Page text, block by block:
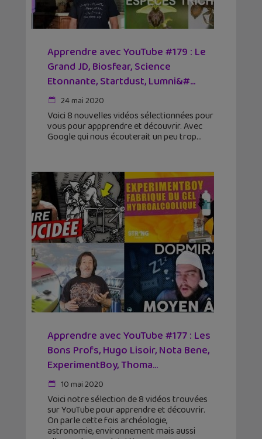
Apprendre avec YouTube #179 : Le
Grand JD, Biosfear, Science
Etonnante, Startdust, Lumni&#...
24 mai 2020
Voici 8 nouvelles vidéos sélectionnées pour
vous pour appprendre et découvrir. Avec
Google qui nous écouterait un peu trop
Apprendre avec YouTube #177 : Les
Bons Profs, Hugo Lisoir, Nota Bene,
ExperimentBoy, Thoma...
10 mai 2020
Voici notre sélection de 8 vidéos trouvées
sur YouTube pour apprendre et découvrir.
On parle cette fois archéologie,
astronomie, environnement mais aussi